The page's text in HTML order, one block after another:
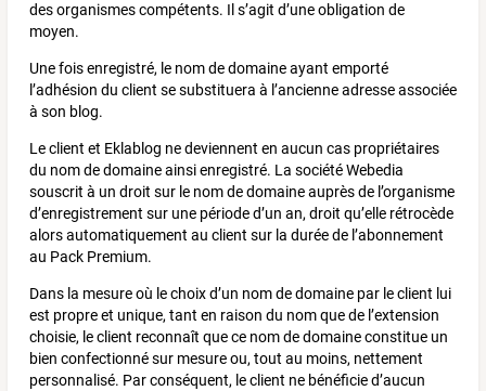
des organismes compétents. Il s’agit d’une obligation de
moyen.
Une fois enregistré, le nom de domaine ayant emporté
l’adhésion du client se substituera à l’ancienne adresse associée
à son blog.
Le client et Eklablog ne deviennent en aucun cas propriétaires
du nom de domaine ainsi enregistré. La société Webedia
souscrit à un droit sur le nom de domaine auprès de l’organisme
d’enregistrement sur une période d’un an, droit qu’elle rétrocède
alors automatiquement au client sur la durée de l’abonnement
au Pack Premium.
Dans la mesure où le choix d’un nom de domaine par le client lui
est propre et unique, tant en raison du nom que de l’extension
choisie, le client reconnaît que ce nom de domaine constitue un
bien confectionné sur mesure ou, tout au moins, nettement
personnalisé. Par conséquent, le client ne bénéficie d’aucun